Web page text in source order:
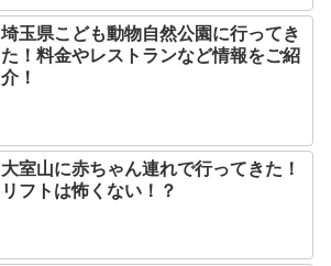
埼玉県こども動物自然公園に行ってき
た！料金やレストランなど情報をご紹
介！
大室山に赤ちゃん連れで行ってきた！
リフトは怖くない！？